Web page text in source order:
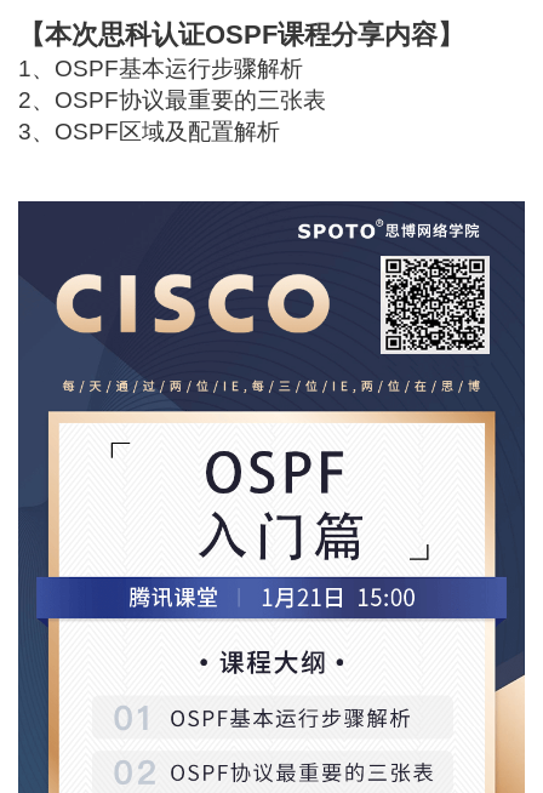
【本次思科认证OSPF课程分享内容】
1、OSPF基本运行步骤解析
2、OSPF协议最重要的三张表
3、OSPF区域及配置解析